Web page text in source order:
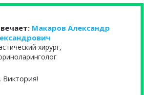
Макаров Александр
хирург,
Виктория!